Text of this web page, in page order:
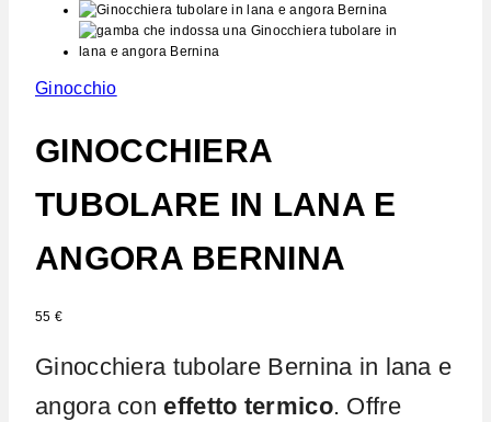
Ginocchio
GINOCCHIERA
TUBOLARE IN LANA E
ANGORA BERNINA
55 €
Ginocchiera tubolare Bernina in lana e
angora coneffetto termico. Offre